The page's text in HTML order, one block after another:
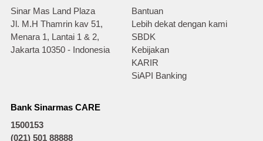
Sinar Mas Land Plaza
Jl. M.H Thamrin kav 51,
Menara 1, Lantai 1 & 2,
Jakarta 10350 - Indonesia
Bantuan
Lebih dekat dengan kami
SBDK
Kebijakan
KARIR
SiAPI Banking
Bank Sinarmas CARE
1500153
(021) 501 88888